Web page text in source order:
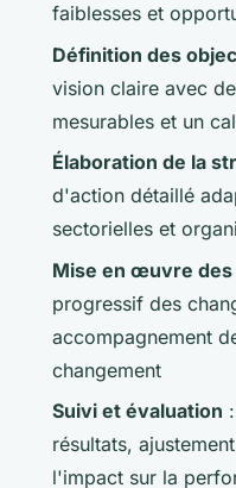
faiblesses et
Définition des
vision claire avec
mesurables et un
Élaboration de la
d'action détaillé
sectorielles et
Mise en œuvre
progressif des
accompagnement
changement
Suivi et évaluation
résultats,
l'impact sur la